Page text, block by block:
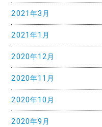
2021年3月
2021年1月
2020年12月
2020年11月
2020年10月
2020年9月